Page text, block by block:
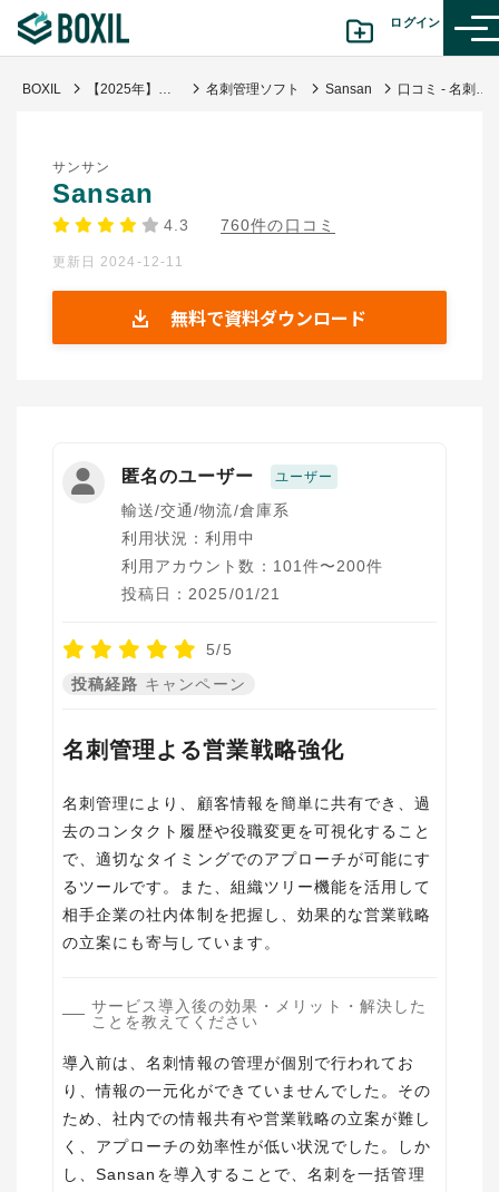
ログイン
診断から探す(β版)
BOXILの使い方ガイド 情報掲載をご希望の方へ
BOXIL 【2025年】名刺管理ソフト比較！iPhone・Androidアプリと無料ツール 名刺管理ソフト Sansan 口コミ - 名刺管理よる営業戦略強化
サンサン
Sansan
4.3 760件の口コミ
更新日 2024-12-11
無料で資料ダウンロード
匿名のユーザー ユーザー
輸送/交通/物流/倉庫系
利用状況：利用中
利用アカウント数：101件〜200件
投稿日：2025/01/21
5/5
投稿経路 キャンペーン
名刺管理よる営業戦略強化
名刺管理により、顧客情報を簡単に共有でき、過
去のコンタクト履歴や役職変更を可視化すること
で、適切なタイミングでのアプローチが可能にす
るツールです。また、組織ツリー機能を活用して
相手企業の社内体制を把握し、効果的な営業戦略
の立案にも寄与しています。
サービス導入後の効果・メリット・解決した
ことを教えてください
導入前は、名刺情報の管理が個別で行われてお
り、情報の一元化ができていませんでした。その
ため、社内での情報共有や営業戦略の立案が難し
く、アプローチの効率性が低い状況でした。しか
し、Sansanを導入することで、名刺を一括管理